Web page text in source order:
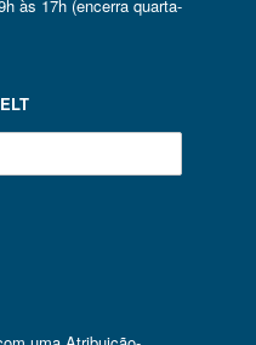
às 17h (encerra quarta-